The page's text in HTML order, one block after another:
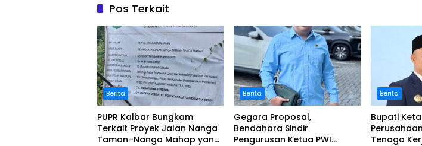
Pos Terkait
Berita
PUPR Kalbar Bungkam
Terkait Proyek Jalan Nanga
Taman–Nanga Mahap yang
Berita
Gegara Proposal,
Bendahara Sindir
Pengurusan Ketua PWI
Berita
Bupati
Perusahaan Prioritaskan
Tenaga